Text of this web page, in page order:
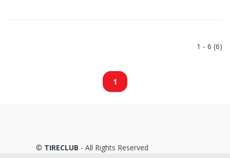
1 - 6 (6)
1
© TIRECLUB - All Rights Reserved